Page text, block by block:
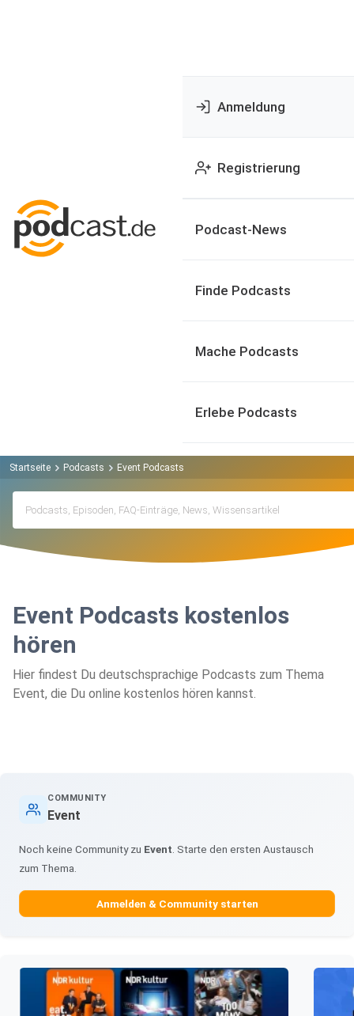
Anmeldung
Registrierung
Podcast-News
Finde Podcasts
Mache Podcasts
Erlebe Podcasts
Startseite Podcasts Event Podcasts
Event Podcasts kostenlos
hören
Hier findest Du deutschsprachige Podcasts zum Thema
Event, die Du online kostenlos hören kannst.
COMMUNITY
Event
Noch keine Community zu Event . Starte den ersten Austausch
zum Thema.
Anmelden & Community starten